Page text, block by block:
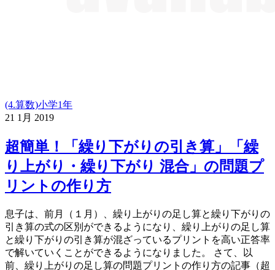
(4.算数)小学1年
21 1月 2019
超簡単！「繰り下がりの引き算」「繰
り上がり・繰り下がり 混合」の問題プ
リントの作り方
息子は、前月（１月）、繰り上がりの足し算と繰り下がりの
引き算の式の区別ができるようになり、繰り上がりの足し算
と繰り下がりの引き算が混ざっているプリントを高い正答率
で解いていくことができるようになりました。 さて、以
前、繰り上がりの足し算の問題プリントの作り方の記事（超